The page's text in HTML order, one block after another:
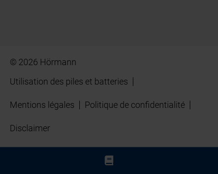
© 2026 Hörmann
Utilisation des piles et batteries
Mentions légales Politique de confidentialité
Disclaimer